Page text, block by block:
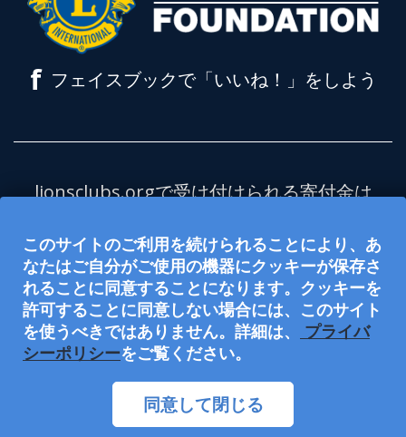
このサイトのご利用を続けられることにより、あ
なたはご自分がご使用の機器にクッキーが保存さ
れることに同意することになります。クッキーを
許可することに同意しない場合には、このサイト
を使うべきではありません。詳細は、
プライバ
シーポリシーをご覧ください。
同意して閉じる
f フェイスブックで「いいね！」をしよう
lionsclubs.orgで受け付けられる寄付金は
を支援します。LCIFは米国の内国歳入法
501(c)(3)項に定める非課税の慈善団体で
す。ライオンズクラブ国際協会（LCI）
は、501(c)(4) 項に定める非課税の社会福祉
団体であり、慈善寄付を受け付けたり、寄
付を依頼したりする資格はありません。
LCIとLCIFは雇用の機会均等提供団体です。